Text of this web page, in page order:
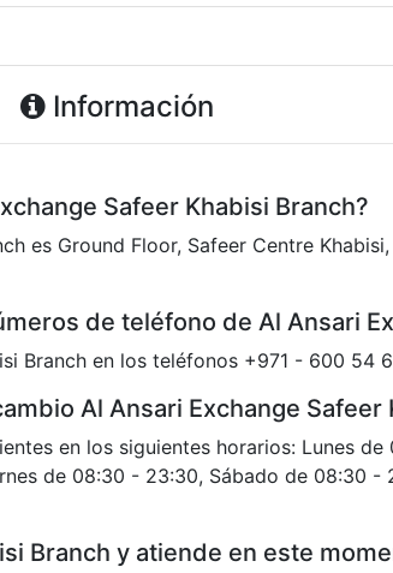
Información
Safeer Khabisi Branch?
es Ground Floor, Safeer Centre
de teléfono de Al Ansari
Branch en los teléfonos +971 - 600 54
Al Ansari Exchange Safeer
en los siguientes horarios: Lunes
de 08:30 - 23:30, Sábado de 08:30
Branch y atiende en este